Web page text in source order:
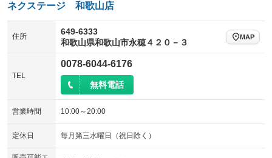
ネクステージ 和歌山店
住所
649-6333
和歌山県和歌山市永穂４２０－３
MAP
TEL
0078-6044-6176
無料電話
営業時間 10:00～20:00
定休日 毎月第三水曜日（祝日除く）